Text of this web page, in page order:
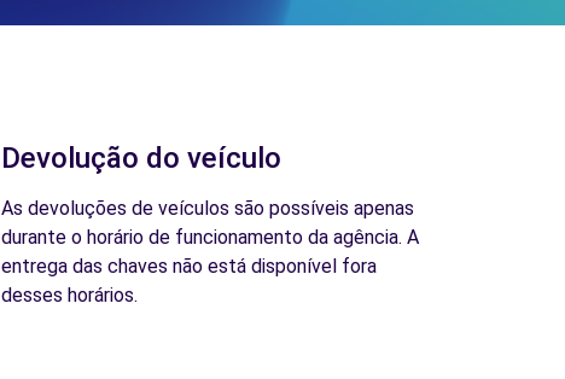
Devolução do veículo
As devoluções de veículos são possíveis apenas
durante o horário de funcionamento da agência. A
entrega das chaves não está disponível fora
desses horários.